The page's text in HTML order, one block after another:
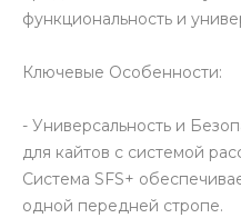
функциональность и
Ключевые Особенности:
- Универсальность и
для кайтов с системой
Система SFS+
одной передней стропе.